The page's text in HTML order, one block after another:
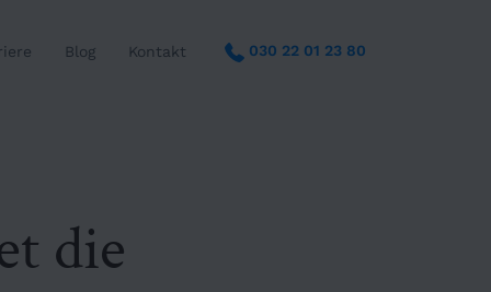
Blog Kontakt 030 22 01 23 80
die